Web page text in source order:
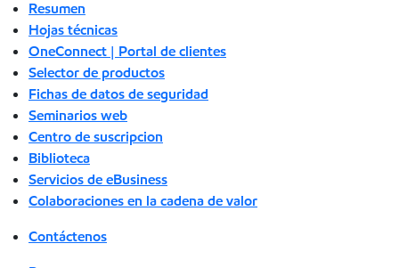
Resumen
Hojas técnicas
OneConnect | Portal de clientes
Selector de productos
Fichas de datos de seguridad
Seminarios web
Centro de suscripcion
Biblioteca
Servicios de eBusiness
Colaboraciones en la cadena de valor
Contáctenos